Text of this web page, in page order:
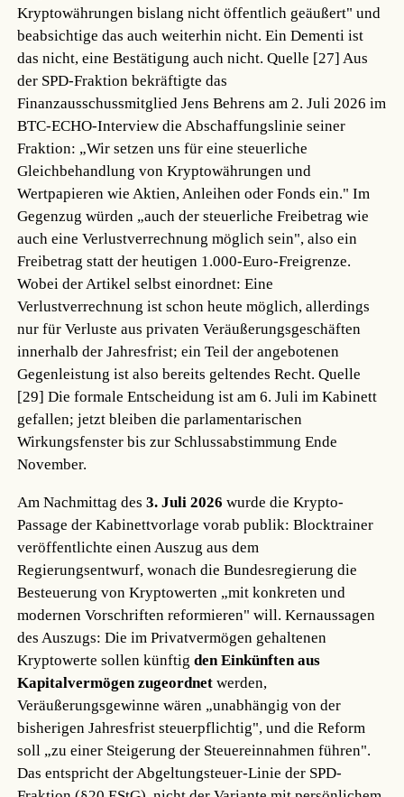
Kryptowährungen bislang nicht öffentlich geäußert" und
beabsichtige das auch weiterhin nicht. Ein Dementi ist
das nicht, eine Bestätigung auch nicht.Quelle [27] Aus
der SPD-Fraktion bekräftigte das
Finanzausschussmitglied Jens Behrens am 2. Juli 2026 im
BTC-ECHO-Interview die Abschaffungslinie seiner
Fraktion: „Wir setzen uns für eine steuerliche
Gleichbehandlung von Kryptowährungen und
Wertpapieren wie Aktien, Anleihen oder Fonds ein." Im
Gegenzug würden „auch der steuerliche Freibetrag wie
auch eine Verlustverrechnung möglich sein", also ein
Freibetrag statt der heutigen 1.000-Euro-Freigrenze.
Wobei der Artikel selbst einordnet: Eine
Verlustverrechnung ist schon heute möglich, allerdings
nur für Verluste aus privaten Veräußerungsgeschäften
innerhalb der Jahresfrist; ein Teil der angebotenen
Gegenleistung ist also bereits geltendes Recht.Quelle
[29] Die formale Entscheidung ist am 6. Juli im Kabinett
gefallen; jetzt bleiben die parlamentarischen
Wirkungsfenster bis zur Schlussabstimmung Ende
November.
Am Nachmittag des3. Juli 2026 wurde die Krypto-
Passage der Kabinettvorlage vorab publik: Blocktrainer
veröffentlichte einen Auszug aus dem
Regierungsentwurf, wonach die Bundesregierung die
Besteuerung von Kryptowerten „mit konkreten und
modernen Vorschriften reformieren" will. Kernaussagen
des Auszugs: Die im Privatvermögen gehaltenen
Kryptowerte sollen künftigden Einkünften aus
Kapitalvermögen zugeordnet werden,
Veräußerungsgewinne wären „unabhängig von der
bisherigen Jahresfrist steuerpflichtig", und die Reform
soll „zu einer Steigerung der Steuereinnahmen führen".
Das entspricht der Abgeltungsteuer-Linie der SPD-